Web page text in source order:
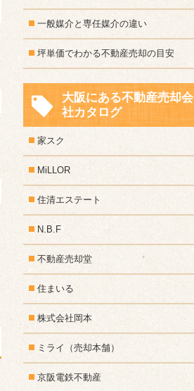
一般媒介と専任媒介の違い
坪単価でわかる不動産売却の目安
大阪にある不動産売却会
社カタログ
家スク
MiLLOR
住清エステート
N.B.F
不動産売却堂
住まいる
株式会社岡本
ミライ（売却本舗）
京阪電鉄不動産